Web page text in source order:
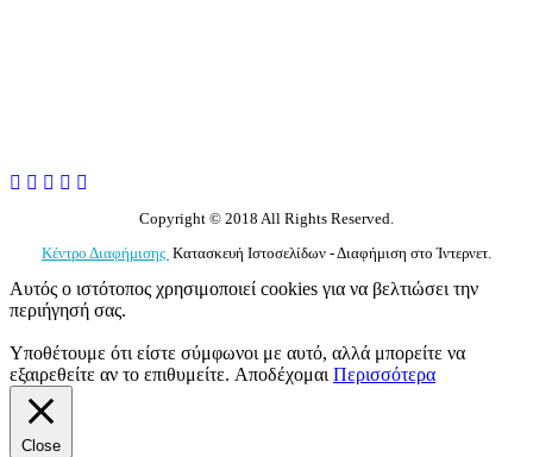
Copyright © 2018 All Rights Reserved.
Κέντρο Διαφήμισης Κατασκευή Ιστοσελίδων - Διαφήμιση στο Ίντερνετ.
Αυτός ο ιστότοπος χρησιμοποιεί cookies για να βελτιώσει την
περιήγησή σας.
Υποθέτουμε ότι είστε σύμφωνοι με αυτό, αλλά μπορείτε να
εξαιρεθείτε αν το επιθυμείτε. Αποδέχομαι Περισσότερα
Close